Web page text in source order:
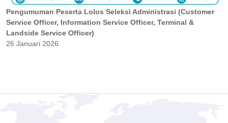
Pengumuman Peserta Lolos Seleksi Administrasi (Customer
Service Officer, Information Service Officer, Terminal &
Landside Service Officer)
26 Januari 2026